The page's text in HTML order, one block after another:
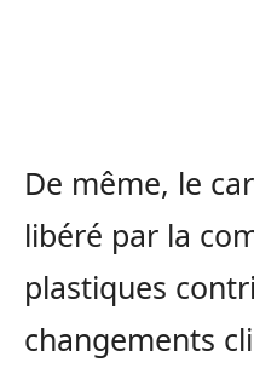
De même, le
libéré par la
plastiques
changements